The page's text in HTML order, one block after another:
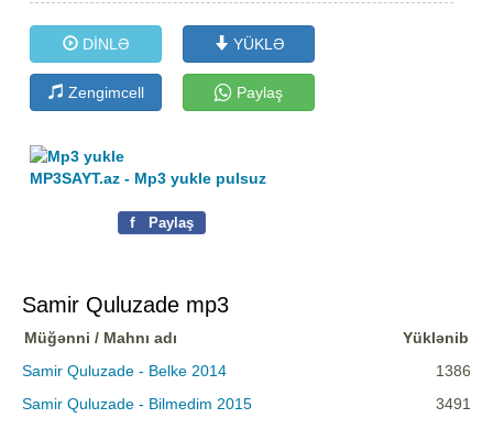
DİNLƏ YÜKLƏ
Zengimcell Paylaş
MP3SAYT.az - Mp3 yukle pulsuz
f Paylaş
Samir Quluzade mp3
Müğənni / Mahnı adı
Yüklənib
Samir Quluzade - Belke 2014
1386
Samir Quluzade - Bilmedim 2015
3491